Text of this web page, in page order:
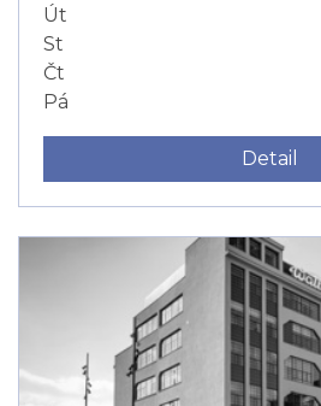
Út
St
Čt
Pá
Detail